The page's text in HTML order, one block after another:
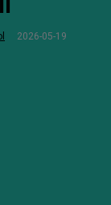
2026-05-19